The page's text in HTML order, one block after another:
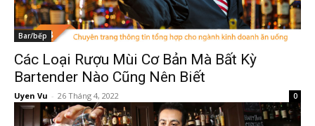
Bar/bếp
Các Loại Rượu Mùi Cơ Bản Mà Bất Kỳ
Bartender Nào Cũng Nên Biết
Uyen Vu - 26 Tháng 4, 2022 0